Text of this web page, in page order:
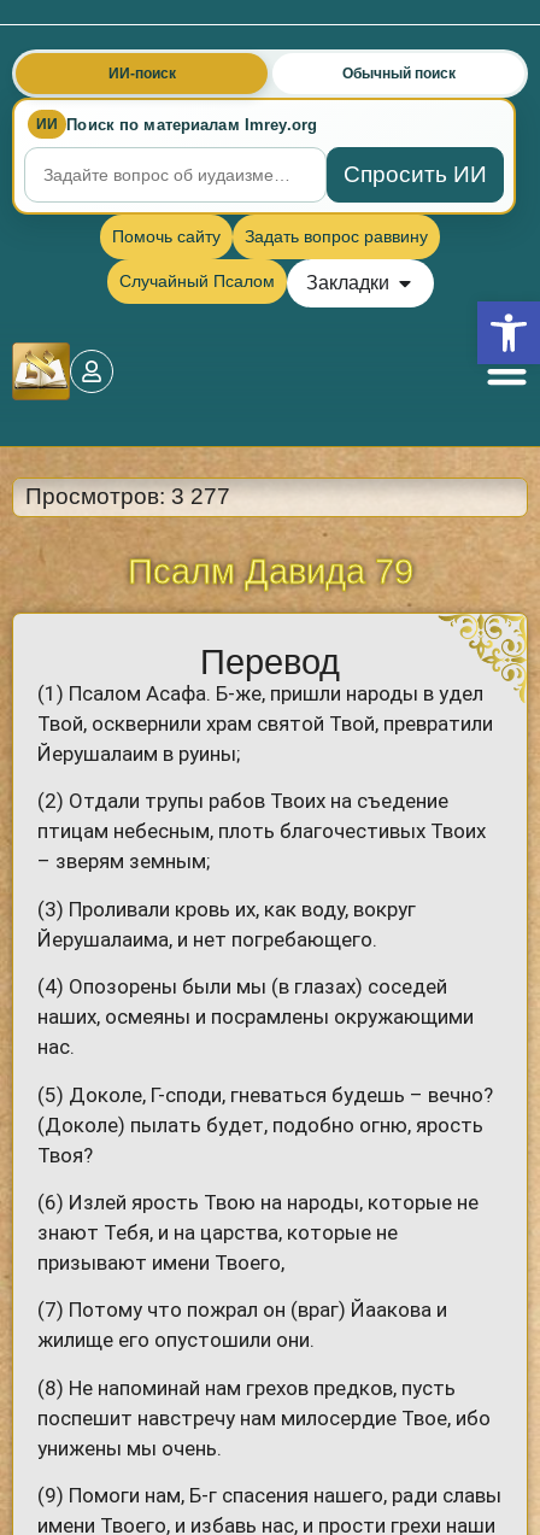
ИИ Поиск по материалам Imrey.org
Спросить ИИ
ИИ-поиск Обычный поиск
Помочь сайту Задать вопрос раввину
Случайный Псалом Закладки
Просмотров: 3 277
Псалм Давида 79
Перевод
(1) Псалом Асафа. Б-же, пришли народы в удел
Твой, осквернили храм святой Твой, превратили
Йерушалаим в руины;
(2) Отдали трупы рабов Твоих на съедение
птицам небесным, плоть благочестивых Твоих
– зверям земным;
(3) Проливали кровь их, как воду, вокруг
Йерушалаима, и нет погребающего.
(4) Опозорены были мы (в глазах) соседей
наших, осмеяны и посрамлены окружающими
нас.
(5) Доколе, Г-споди, гневаться будешь – вечно?
(Доколе) пылать будет, подобно огню, ярость
Твоя?
(6) Излей ярость Твою на народы, которые не
знают Тебя, и на царства, которые не
призывают имени Твоего,
(7) Потому что пожрал он (враг) Йаакова и
жилище его опустошили они.
(8) Не напоминай нам грехов предков, пусть
поспешит навстречу нам милосердие Твое, ибо
унижены мы очень.
(9) Помоги нам, Б-г спасения нашего, ради славы
имени Твоего, и избавь нас, и прости грехи наши